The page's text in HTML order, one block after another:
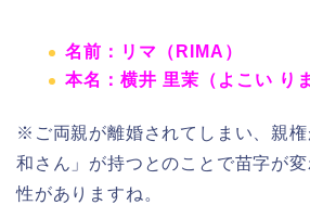
名前： リマ
（RIMA）
本名： 横井 里茉 （よこい り
※ご両親が離婚されてしまい、親権
和さん 」が持つとのことで苗字が
性がありますね。